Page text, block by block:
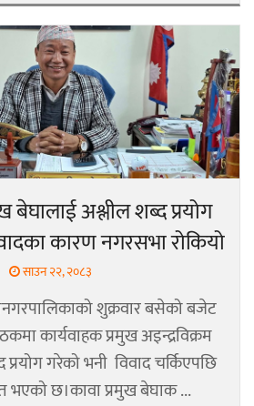
बेघालाई अश्लील शब्द प्रयोग
कारण नगरसभा रोकियो
साउन २२, २०८३
शुक्रवार बसेको बजेट
कार्यवाहक प्रमुख अइन्द्रविक्रम
गरेको भनी विवाद चर्किएपछि
भएको छ।कावा प्रमुख बेघाक ...